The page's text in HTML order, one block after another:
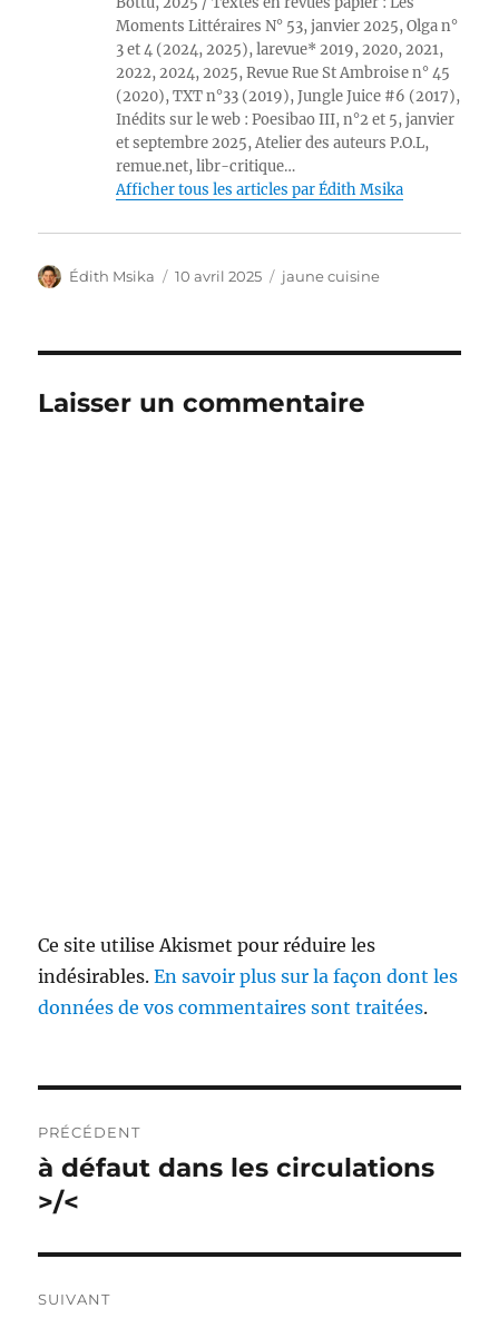
Moments Littéraires N° 53, janvier 2025, Olga n°
3 et 4 (2024, 2025), larevue* 2019, 2020, 2021,
2022, 2024, 2025, Revue Rue St Ambroise n° 45
(2020), TXT n°33 (2019), Jungle Juice #6 (2017),
Inédits sur le web : Poesibao III, n°2 et 5, janvier
et septembre 2025, Atelier des auteurs P.O.L,
remue.net, libr-critique…
Afficher tous les articles par Édith Msika
Auteur
Édith Msika
Publié
10 avril 2025 Catégories
jaune cuisine
Laisser un commentaire
Ce site utilise Akismet pour réduire les
indésirables.En savoir plus sur la façon dont les
données de vos commentaires sont traitées.
de
l’article
PRÉCÉDENT
Publication
précédente :
à défaut dans les circulations
>/<
SUIVANT